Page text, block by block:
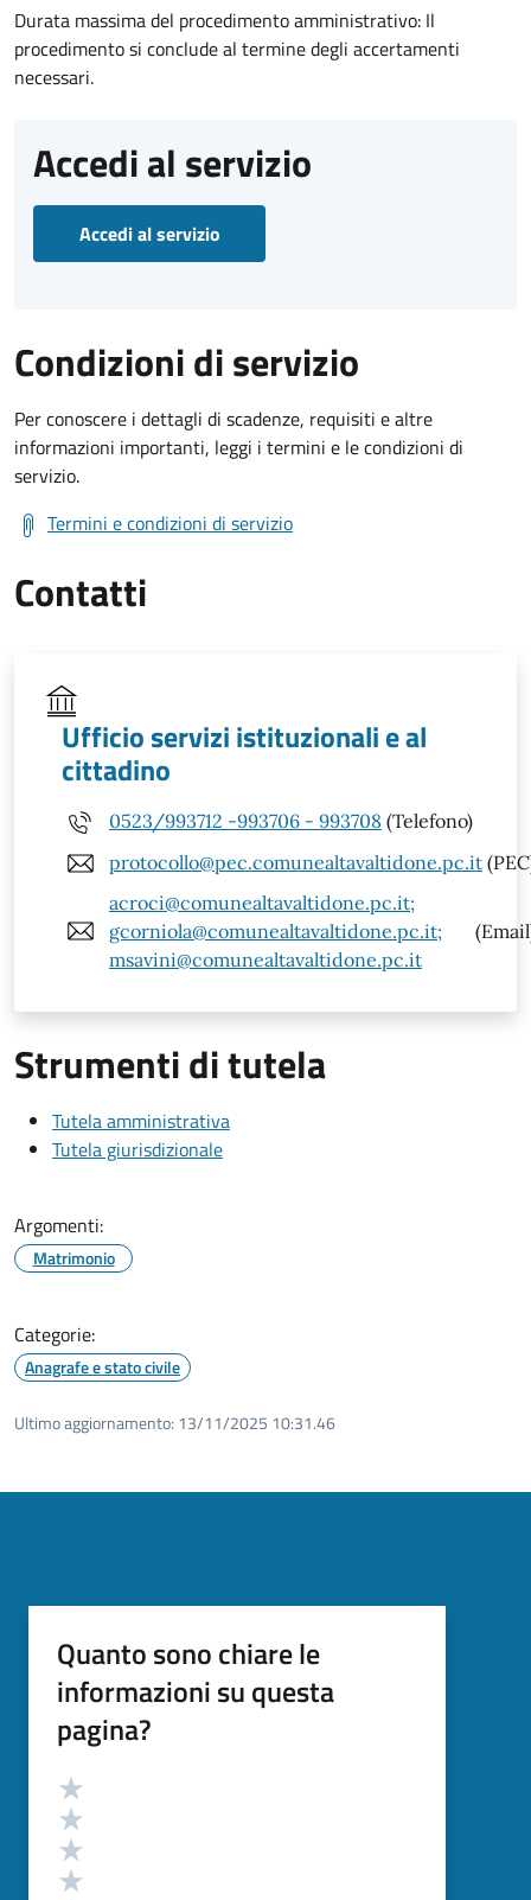
Durata massima del procedimento amministrativo: Il
procedimento si conclude al termine degli accertamenti
necessari.
Accedi al servizio
Accedi al servizio
Condizioni di servizio
Per conoscere i dettagli di scadenze, requisiti e altre
informazioni importanti, leggi i termini e le condizioni di
servizio.
Termini e condizioni di servizio
Contatti
Ufficio servizi istituzionali e al
cittadino
0523/993712 -993706 - 993708 (Telefono)
protocollo@pec.comunealtavaltidone.pc.it
acroci@comunealtavaltidone.pc.it;
gcorniola@comunealtavaltidone.pc.it;
msavini@comunealtavaltidone.pc.it
Strumenti di tutela
Tutela amministrativa
Tutela giurisdizionale
Argomenti:
Matrimonio
Categorie:
Anagrafe e stato civile
Ultimo aggiornamento: 13/11/2025 10:31.46
Quanto sono chiare le
informazioni su questa
pagina?
Valutazione